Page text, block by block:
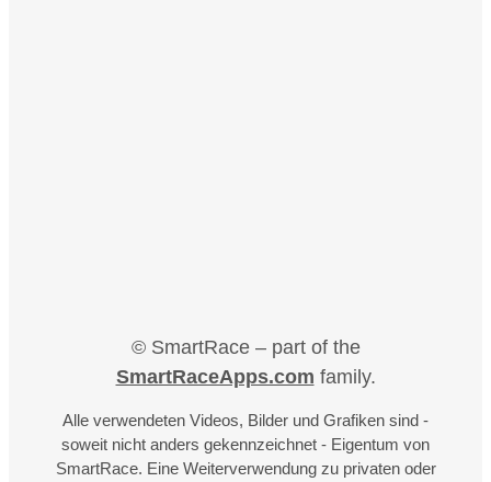
© SmartRace – part of the
SmartRaceApps.com family.
Alle verwendeten Videos, Bilder und Grafiken sind -
soweit nicht anders gekennzeichnet - Eigentum von
SmartRace. Eine Weiterverwendung zu privaten oder